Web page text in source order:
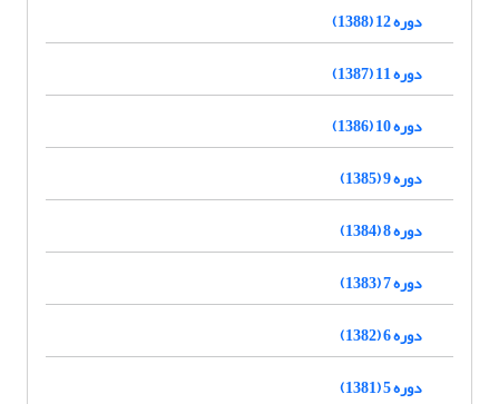
دوره 12 (1388)
دوره 11 (1387)
دوره 10 (1386)
دوره 9 (1385)
دوره 8 (1384)
دوره 7 (1383)
دوره 6 (1382)
دوره 5 (1381)